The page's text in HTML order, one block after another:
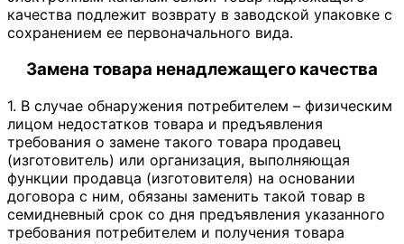
качества подлежит возврату в заводской упаковке с
сохранением ее первоначального вида.
Замена товара ненадлежащего качества
1. В случае обнаружения потребителем – физическим
лицом недостатков товара и предъявления
требования о замене такого товара продавец
(изготовитель) или организация, выполняющая
функции продавца (изготовителя) на основании
договора с ним, обязаны заменить такой товар в
семидневный срок со дня предъявления указанного
требования потребителем и получения товара